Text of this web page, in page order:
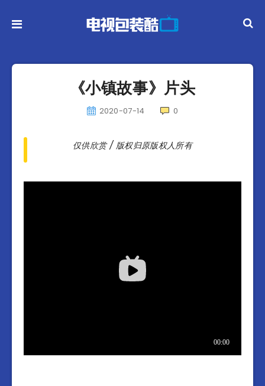
《小镇故事》片头
2020-07-14 0
仅供欣赏 / 版权归原版权人所有